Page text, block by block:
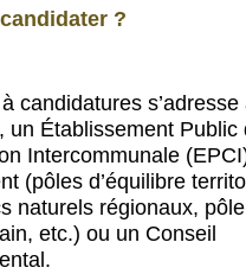
?
candidatures s’adresse
un Établissement Public
Intercommunale
(pôles d’équilibre
naturels régionaux, pôle
etc.) ou un Conseil